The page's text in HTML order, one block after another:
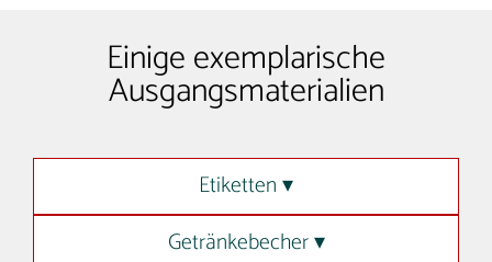
Einige exemplarische
Ausgangsmaterialien
Etiketten ▾
Getränkebecher ▾